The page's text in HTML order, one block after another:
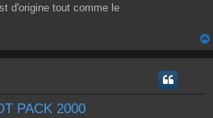
d'origine tout comme le
PACK 2000